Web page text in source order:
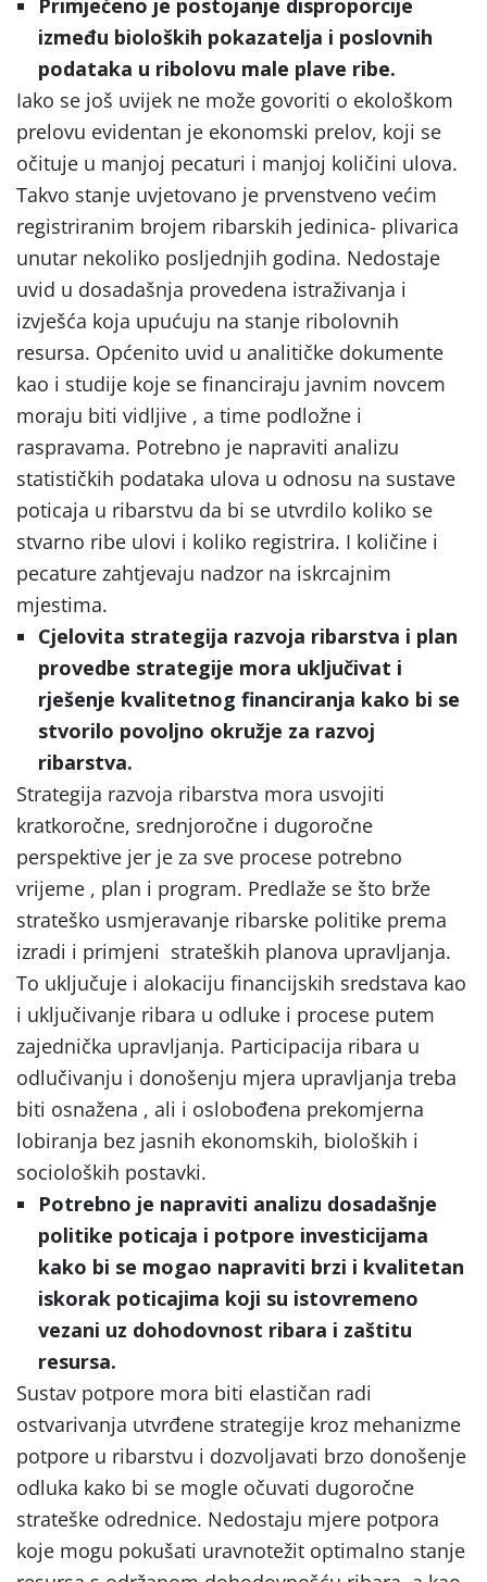
Primjećeno je postojanje disproporcije
između bioloških pokazatelja i poslovnih
podataka u ribolovu male plave ribe.
Iako se još uvijek ne može govoriti o ekološkom
prelovu evidentan je ekonomski prelov, koji se
očituje u manjoj pecaturi i manjoj količini ulova.
Takvo stanje uvjetovano je prvenstveno većim
registriranim brojem ribarskih jedinica- plivarica
unutar nekoliko posljednjih godina. Nedostaje
uvid u dosadašnja provedena istraživanja i
izvješća koja upućuju na stanje ribolovnih
resursa. Općenito uvid u analitičke dokumente
kao i studije koje se financiraju javnim novcem
moraju biti vidljive , a time podložne i
raspravama. Potrebno je napraviti analizu
statističkih podataka ulova u odnosu na sustave
poticaja u ribarstvu da bi se utvrdilo koliko se
stvarno ribe ulovi i koliko registrira. I količine i
pecature zahtjevaju nadzor na iskrcajnim
mjestima.
Cjelovita strategija razvoja ribarstva i plan
provedbe strategije mora uključivat i
rješenje kvalitetnog financiranja kako bi se
stvorilo povoljno okružje za razvoj
ribarstva.
Strategija razvoja ribarstva mora usvojiti
kratkoročne, srednjoročne i dugoročne
perspektive jer je za sve procese potrebno
vrijeme , plan i program. Predlaže se što brže
strateško usmjeravanje ribarske politike prema
izradi i primjeni strateških planova upravljanja.
To uključuje i alokaciju financijskih sredstava kao
i uključivanje ribara u odluke i procese putem
zajednička upravljanja. Participacija ribara u
odlučivanju i donošenju mjera upravljanja treba
biti osnažena , ali i oslobođena prekomjerna
lobiranja bez jasnih ekonomskih, bioloških i
socioloških postavki.
Potrebno je napraviti analizu dosadašnje
politike poticaja i potpore investicijama
kako bi se mogao napraviti brzi i kvalitetan
iskorak poticajima koji su istovremeno
vezani uz dohodovnost ribara i zaštitu
resursa.
Sustav potpore mora biti elastičan radi
ostvarivanja utvrđene strategije kroz mehanizme
potpore u ribarstvu i dozvoljavati brzo donošenje
odluka kako bi se mogle očuvati dugoročne
strateške odrednice. Nedostaju mjere potpora
koje mogu pokušati uravnotežit optimalno stanje